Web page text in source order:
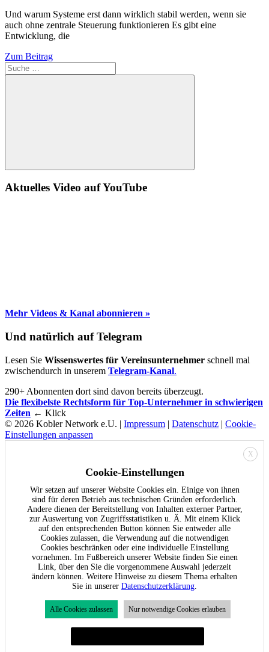
Und warum Systeme erst dann wirklich stabil werden, wenn sie
auch ohne zentrale Steuerung funktionieren Es gibt eine
Entwicklung, die
Zum Beitrag
Suche
Aktuelles Video auf YouTube
Mehr Videos & Kanal abonnieren »
Und natürlich auf Telegram
Lesen Sie Wissenswertes für Vereinsunternehmer schnell mal
zwischendurch in unserem Telegram-Kanal.
290+ Abonnenten dort sind davon bereits überzeugt.
Die flexibelste Rechtsform für Top-Unternehmer in schwierigen
Zeiten ← Klick
© 2026 Kobler Network e.U. | Impressum | Datenschutz | Cookie-
Einstellungen anpassen
X
Cookie-Einstellungen
Wir setzen auf unserer Website Cookies ein. Einige von ihnen
sind für deren Betrieb aus technischen Gründen erforderlich.
Andere dienen der Bereitstellung von Inhalten externer Partner,
zur Auswertung von Zugriffsstatistiken u. Ä. Mit einem Klick
auf den entsprechenden Button können Sie entweder alle
Cookies zulassen, die Verwendung auf die notwendigen
Cookies beschränken oder eine individuelle Einstellung
vornehmen. Im Fußbereich unserer Website finden Sie einen
Link, über den Sie die vorgenommene Auswahl jederzeit
ändern können. Weitere Hinweise zu diesem Thema erhalten
Sie in unserer Datenschutzerklärung
Alle Cookies zulassen Nur notwendige Cookies erlauben